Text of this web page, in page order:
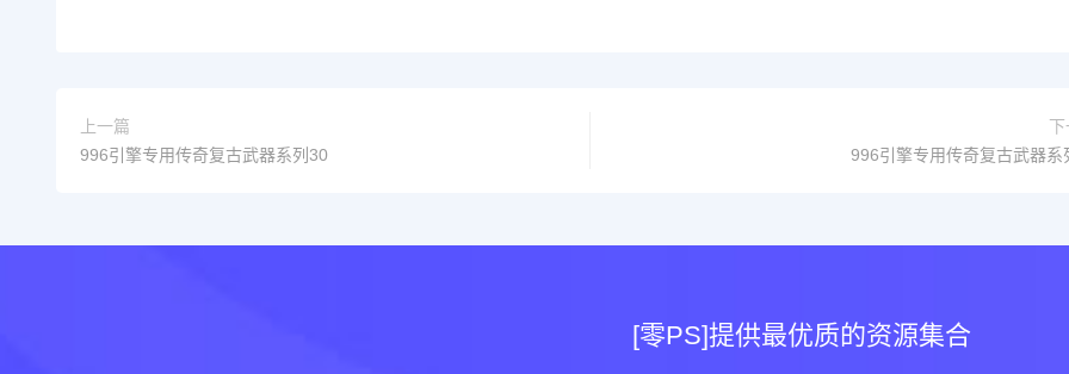
上一篇
996引擎专用传奇复古武器系列30
996引擎专用传奇复古武器系
[零PS]提供最优质的资源集合